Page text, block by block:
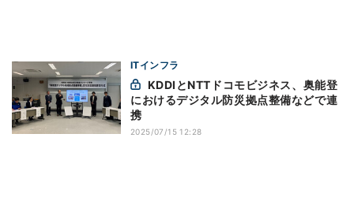
ITインフラ
におけるデジタル防災拠点整備などで連
携
2025/07/15 12:28